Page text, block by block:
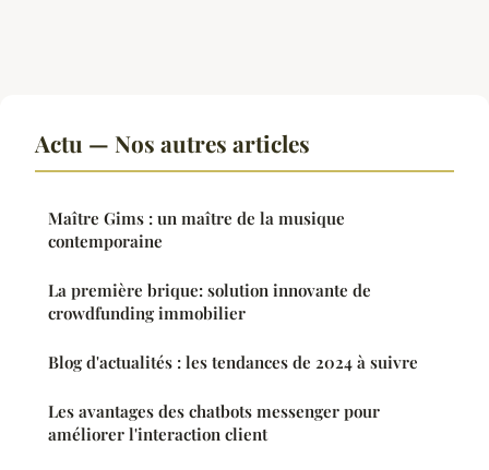
Actu — Nos autres articles
Maître Gims : un maître de la musique
contemporaine
La première brique: solution innovante de
crowdfunding immobilier
Blog d'actualités : les tendances de 2024 à suivre
Les avantages des chatbots messenger pour
améliorer l'interaction client